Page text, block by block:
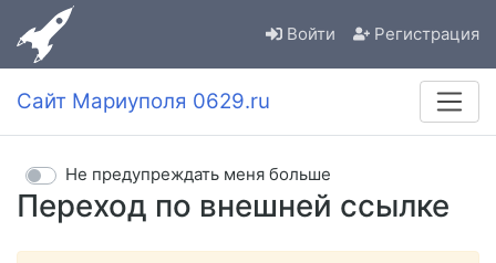
Войти Регистрация
Сайт Мариуполя 0629.ru
Переход по внешней ссылке
Не предупреждать меня больше